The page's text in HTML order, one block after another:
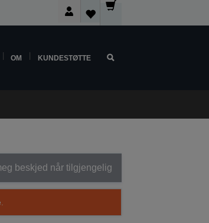
OM KUNDESTØTTE
beskjed når tilgjengelig